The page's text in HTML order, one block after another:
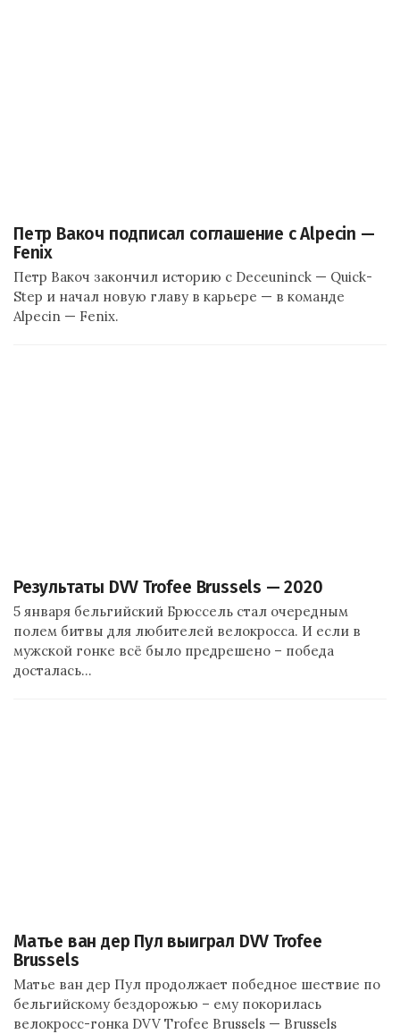
Петр Вакоч подписал соглашение с Alpecin —
Fenix
Петр Вакоч закончил историю с Deceuninck — Quick-
Step и начал новую главу в карьере — в команде
Alpecin — Fenix.
Результаты DVV Trofee Brussels — 2020
5 января бельгийский Брюссель стал очередным
полем битвы для любителей велокросса. И если в
мужской гонке всё было предрешено – победа
досталась…
Матье ван дер Пул выиграл DVV Trofee
Brussels
Матье ван дер Пул продолжает победное шествие по
бельгийскому бездорожью – ему покорилась
велокросс-гонка DVV Trofee Brussels — Brussels